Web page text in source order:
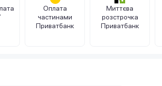
Оплата
частинами
Приватбанк
Миттєва
розстрочка
Приватбанк